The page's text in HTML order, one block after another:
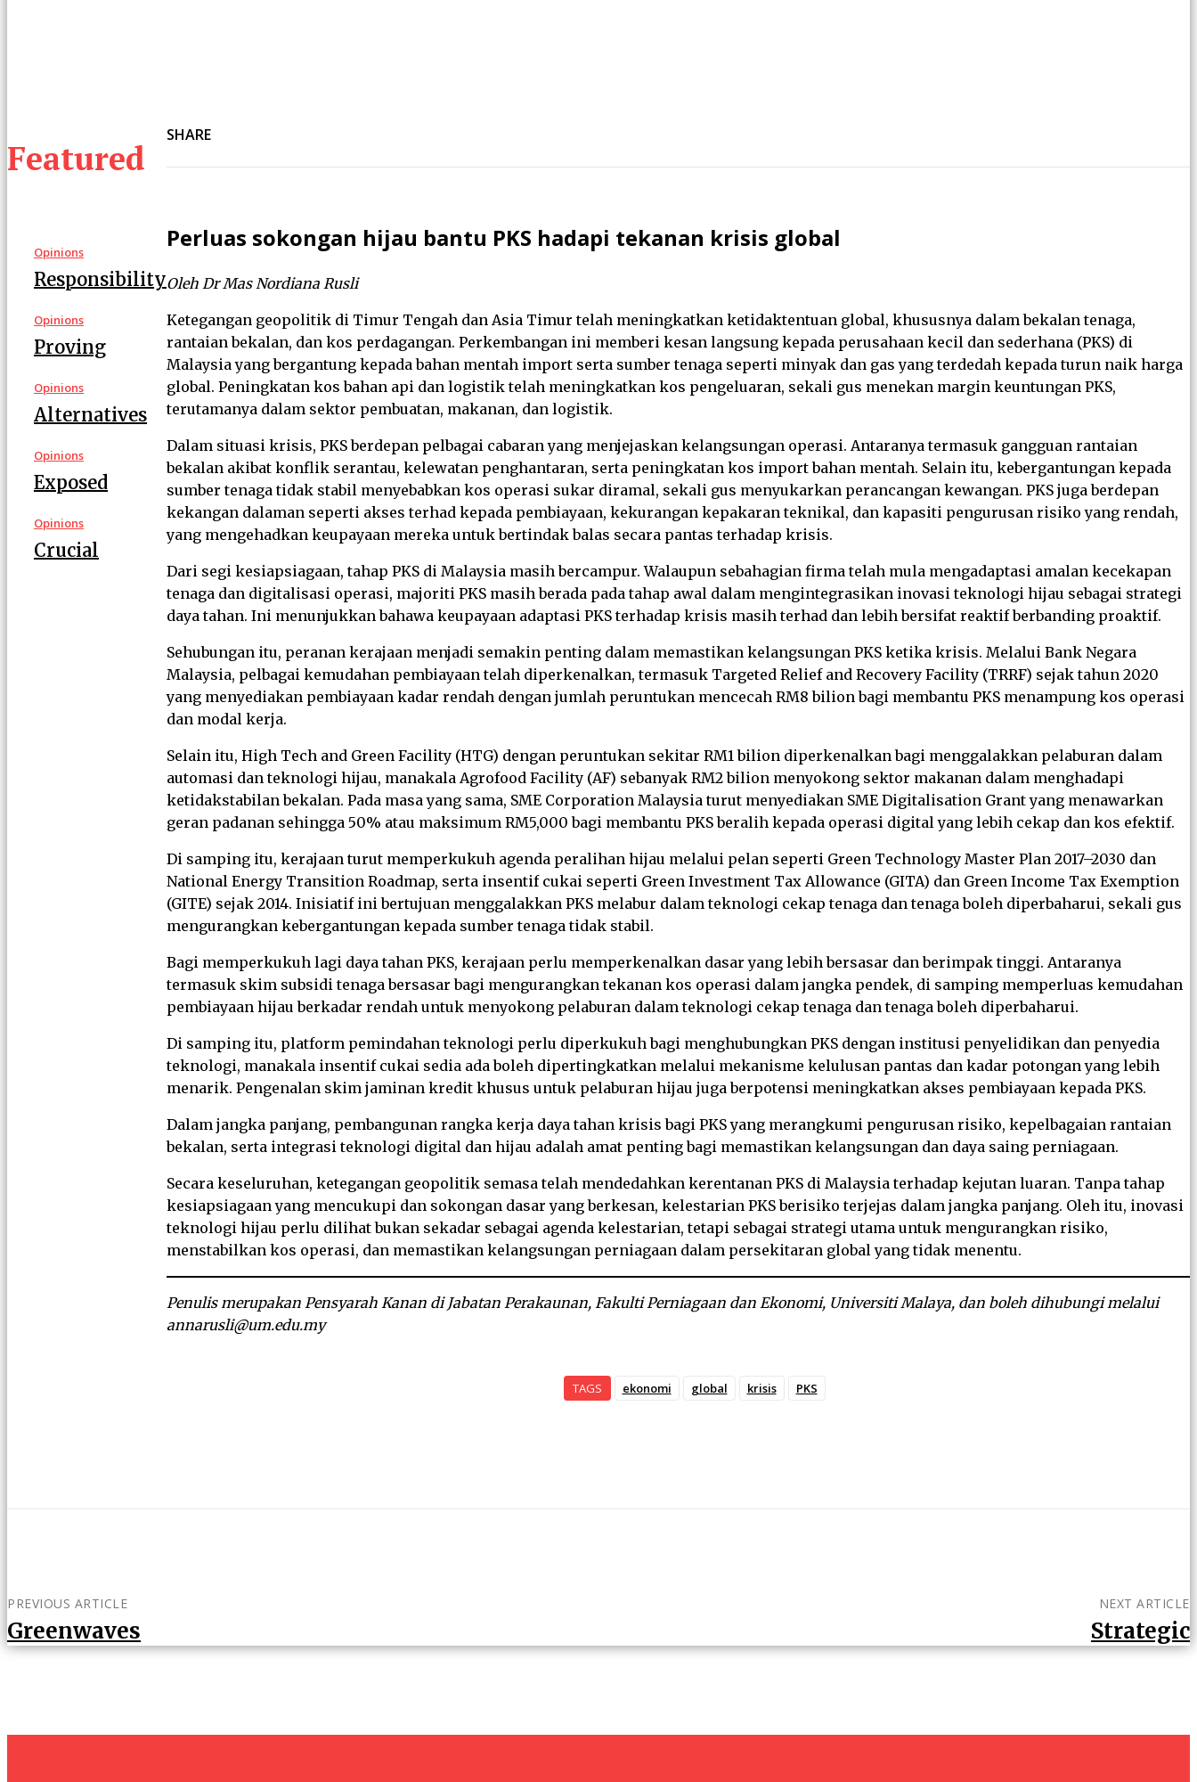
Featured
Opinions
Responsibility
Opinions
Proving
Opinions
Alternatives
Opinions
Exposed
Opinions
Crucial
SHARE
Perluas sokongan hijau bantu PKS hadapi tekanan krisis global
Oleh Dr Mas Nordiana Rusli
Ketegangan geopolitik di Timur Tengah dan Asia Timur telah meningkatkan ketidaktentuan global, khususnya dalam bekalan tenaga,
rantaian bekalan, dan kos perdagangan. Perkembangan ini memberi kesan langsung kepada perusahaan kecil dan sederhana (PKS) di
Malaysia yang bergantung kepada bahan mentah import serta sumber tenaga seperti minyak dan gas yang terdedah kepada turun naik harga
global. Peningkatan kos bahan api dan logistik telah meningkatkan kos pengeluaran, sekali gus menekan margin keuntungan PKS,
terutamanya dalam sektor pembuatan, makanan, dan logistik.
Dalam situasi krisis, PKS berdepan pelbagai cabaran yang menjejaskan kelangsungan operasi. Antaranya termasuk gangguan rantaian
bekalan akibat konflik serantau, kelewatan penghantaran, serta peningkatan kos import bahan mentah. Selain itu, kebergantungan kepada
sumber tenaga tidak stabil menyebabkan kos operasi sukar diramal, sekali gus menyukarkan perancangan kewangan. PKS juga berdepan
kekangan dalaman seperti akses terhad kepada pembiayaan, kekurangan kepakaran teknikal, dan kapasiti pengurusan risiko yang rendah,
yang mengehadkan keupayaan mereka untuk bertindak balas secara pantas terhadap krisis.
Dari segi kesiapsiagaan, tahap PKS di Malaysia masih bercampur. Walaupun sebahagian firma telah mula mengadaptasi amalan kecekapan
tenaga dan digitalisasi operasi, majoriti PKS masih berada pada tahap awal dalam mengintegrasikan inovasi teknologi hijau sebagai strategi
daya tahan. Ini menunjukkan bahawa keupayaan adaptasi PKS terhadap krisis masih terhad dan lebih bersifat reaktif berbanding proaktif.
Sehubungan itu, peranan kerajaan menjadi semakin penting dalam memastikan kelangsungan PKS ketika krisis. Melalui Bank Negara
Malaysia, pelbagai kemudahan pembiayaan telah diperkenalkan, termasuk Targeted Relief and Recovery Facility (TRRF) sejak tahun 2020
yang menyediakan pembiayaan kadar rendah dengan jumlah peruntukan mencecah RM8 bilion bagi membantu PKS menampung kos operasi
dan modal kerja.
Selain itu, High Tech and Green Facility (HTG) dengan peruntukan sekitar RM1 bilion diperkenalkan bagi menggalakkan pelaburan dalam
automasi dan teknologi hijau, manakala Agrofood Facility (AF) sebanyak RM2 bilion menyokong sektor makanan dalam menghadapi
ketidakstabilan bekalan. Pada masa yang sama, SME Corporation Malaysia turut menyediakan SME Digitalisation Grant yang menawarkan
geran padanan sehingga 50% atau maksimum RM5,000 bagi membantu PKS beralih kepada operasi digital yang lebih cekap dan kos efektif.
Di samping itu, kerajaan turut memperkukuh agenda peralihan hijau melalui pelan seperti Green Technology Master Plan 2017–2030 dan
National Energy Transition Roadmap, serta insentif cukai seperti Green Investment Tax Allowance (GITA) dan Green Income Tax Exemption
(GITE) sejak 2014. Inisiatif ini bertujuan menggalakkan PKS melabur dalam teknologi cekap tenaga dan tenaga boleh diperbaharui, sekali gus
mengurangkan kebergantungan kepada sumber tenaga tidak stabil.
Bagi memperkukuh lagi daya tahan PKS, kerajaan perlu memperkenalkan dasar yang lebih bersasar dan berimpak tinggi. Antaranya
termasuk skim subsidi tenaga bersasar bagi mengurangkan tekanan kos operasi dalam jangka pendek, di samping memperluas kemudahan
pembiayaan hijau berkadar rendah untuk menyokong pelaburan dalam teknologi cekap tenaga dan tenaga boleh diperbaharui.
Di samping itu, platform pemindahan teknologi perlu diperkukuh bagi menghubungkan PKS dengan institusi penyelidikan dan penyedia
teknologi, manakala insentif cukai sedia ada boleh dipertingkatkan melalui mekanisme kelulusan pantas dan kadar potongan yang lebih
menarik. Pengenalan skim jaminan kredit khusus untuk pelaburan hijau juga berpotensi meningkatkan akses pembiayaan kepada PKS.
Dalam jangka panjang, pembangunan rangka kerja daya tahan krisis bagi PKS yang merangkumi pengurusan risiko, kepelbagaian rantaian
bekalan, serta integrasi teknologi digital dan hijau adalah amat penting bagi memastikan kelangsungan dan daya saing perniagaan.
Secara keseluruhan, ketegangan geopolitik semasa telah mendedahkan kerentanan PKS di Malaysia terhadap kejutan luaran. Tanpa tahap
kesiapsiagaan yang mencukupi dan sokongan dasar yang berkesan, kelestarian PKS berisiko terjejas dalam jangka panjang. Oleh itu, inovasi
teknologi hijau perlu dilihat bukan sekadar sebagai agenda kelestarian, tetapi sebagai strategi utama untuk mengurangkan risiko,
menstabilkan kos operasi, dan memastikan kelangsungan perniagaan dalam persekitaran global yang tidak menentu.
Penulis merupakan Pensyarah Kanan di Jabatan Perakaunan, Fakulti Perniagaan dan Ekonomi, Universiti Malaya, dan boleh dihubungi melalui
annarusli@um.edu.my
TAGS ekonomi global krisis PKS
PREVIOUS ARTICLE
Greenwaves
NEXT ARTICLE
Strategic